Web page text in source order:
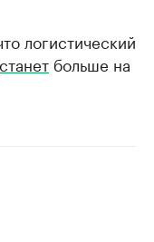
логистический
станет больше на